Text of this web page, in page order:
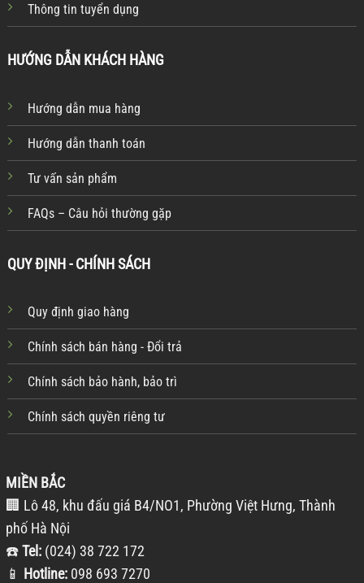
Thông tin tuyển dụng
HƯỚNG DẪN KHÁCH HÀNG
Hướng dẫn mua hàng
Hướng dẫn thanh toán
Tư vấn sản phẩm
FAQs – Câu hỏi thường gặp
QUY ĐỊNH - CHÍNH SÁCH
Quy định giao hàng
Chính sách bán hàng - Đổi trả
Chính sách bảo hành, bảo trì
Chính sách quyền riêng tư
MIỀN BẮC
🏢 Lô 48, khu đấu giá B4/NO1, Phường Việt Hưng, Thành
phố Hà Nội
☎️Tel: (024) 38 722 172
📱 Hotline: 098 693 7270